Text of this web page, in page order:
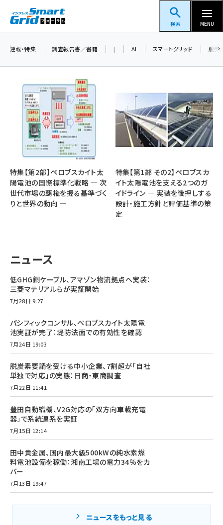
ン
スマートグリッドフォーラム
検索 MENU
蓄電池 (409)
新井 (365)
ペロブスカイト (345)
新井宏征 (301)
ngn (285)
大串 (226)
連載・特集 調査報告書／書籍 | AI スマートグリッド 脱炭
特集【第2部】ペロブスカイト太
陽電池の国際標準化戦略 ― 次
世代市場の覇権を握る基準づく
りと世界の動向 ―
特集【第1部 その2】ペロブスカ
イト太陽電池を支える2つのガ
イドライン ― 実装を後押しする
設計・施工方針と評価基準の策
定 ―
ニュース
低GHG銅ケーブル、アマゾン物流拠点へ実装：
三菱マテリアルらが実証開始
7月28日 9:27
パシフィックコンサル、ペロブスカイト太陽電
池実証が完了：堤防法面での有効性を確認
7月24日 19:03
脱炭素要請を受ける中小企業、7割超が「自社
単独で対応」の実態：日商・東商調査
7月22日 11:41
豊田自動織機、V2G対応の「双方向車載充電
器」で系統連系を実証
7月15日 12:14
田中貴金属、国内最大級500kWの純水素燃
料電池設備を稼働：湘南工場の電力34％をカ
バー
7月13日 19:47
ニュースをもっと見る